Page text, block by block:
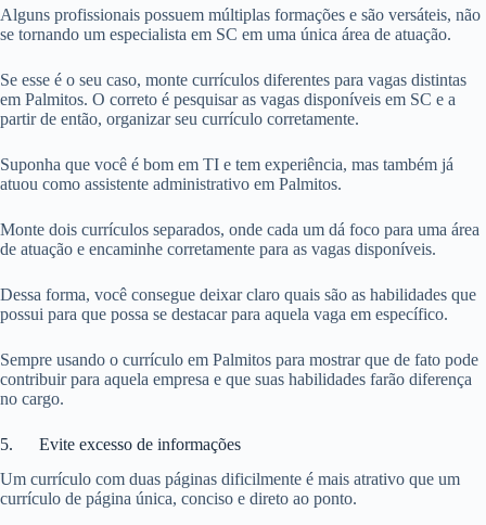
Alguns profissionais possuem múltiplas formações e são versáteis, não
se tornando um especialista em SC em uma única área de atuação.
Se esse é o seu caso, monte currículos diferentes para vagas distintas
em Palmitos. O correto é pesquisar as vagas disponíveis em SC e a
partir de então, organizar seu currículo corretamente.
Suponha que você é bom em TI e tem experiência, mas também já
atuou como assistente administrativo em Palmitos.
Monte dois currículos separados, onde cada um dá foco para uma área
de atuação e encaminhe corretamente para as vagas disponíveis.
Dessa forma, você consegue deixar claro quais são as habilidades que
possui para que possa se destacar para aquela vaga em específico.
Sempre usando o currículo em Palmitos para mostrar que de fato pode
contribuir para aquela empresa e que suas habilidades farão diferença
no cargo.
5. Evite excesso de informações
Um currículo com duas páginas dificilmente é mais atrativo que um
currículo de página única, conciso e direto ao ponto.